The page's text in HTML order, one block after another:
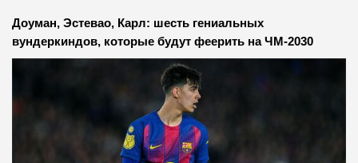
Доуман, Эстевао, Карл: шесть гениальных
вундеркиндов, которые будут феерить на ЧМ-2030